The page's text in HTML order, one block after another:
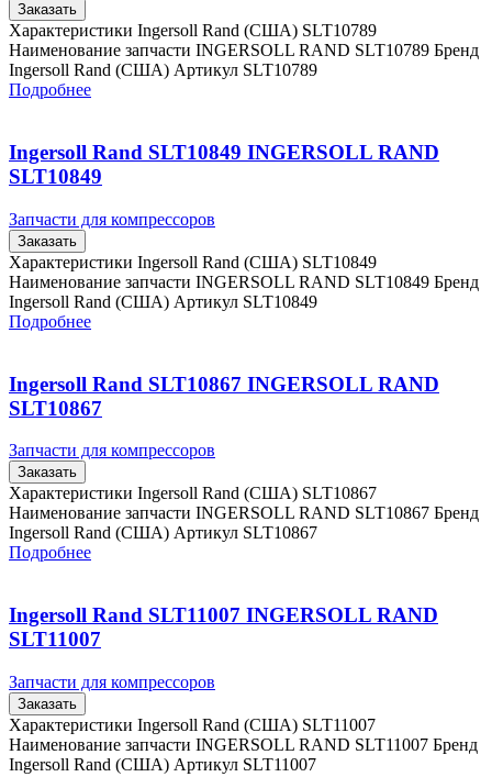
Заказать
Характеристики Ingersoll Rand (США) SLT10789
Наименование запчасти INGERSOLL RAND SLT10789 Бренд
Ingersoll Rand (США) Артикул SLT10789
Подробнее
Ingersoll Rand SLT10849 INGERSOLL RAND
SLT10849
Запчасти для компрессоров
Заказать
Характеристики Ingersoll Rand (США) SLT10849
Наименование запчасти INGERSOLL RAND SLT10849 Бренд
Ingersoll Rand (США) Артикул SLT10849
Подробнее
Ingersoll Rand SLT10867 INGERSOLL RAND
SLT10867
Запчасти для компрессоров
Заказать
Характеристики Ingersoll Rand (США) SLT10867
Наименование запчасти INGERSOLL RAND SLT10867 Бренд
Ingersoll Rand (США) Артикул SLT10867
Подробнее
Ingersoll Rand SLT11007 INGERSOLL RAND
SLT11007
Запчасти для компрессоров
Заказать
Характеристики Ingersoll Rand (США) SLT11007
Наименование запчасти INGERSOLL RAND SLT11007 Бренд
Ingersoll Rand (США) Артикул SLT11007